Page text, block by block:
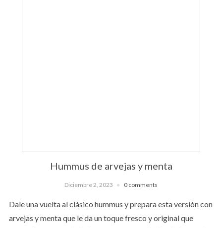
Hummus de arvejas y menta
Diciembre 2, 2023 0 comments
Dale una vuelta al clásico hummus y prepara esta versión con
arvejas y menta que le da un toque fresco y original que